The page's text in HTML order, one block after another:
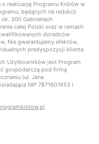
realizację Programu Królów w
będących na redukcji
300 Gabinetach
całej Polski oraz w ramach
doradców
Nie gwarantujemy efektów,
predyspozycji klienta.
Użytkowników jest Program
gospodarczą pod firmą
(ul. Jana
NIP 7871607453 i